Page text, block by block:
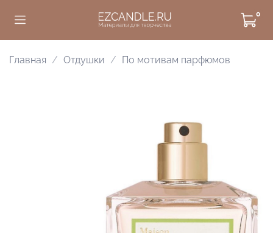
0
Главная Отдушки По мотивам парфюмов